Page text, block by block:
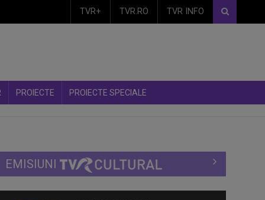
TVR+ TVR.RO TVR INFO
PROIECTE PROIECTE SPECIALE
EMISIUNI